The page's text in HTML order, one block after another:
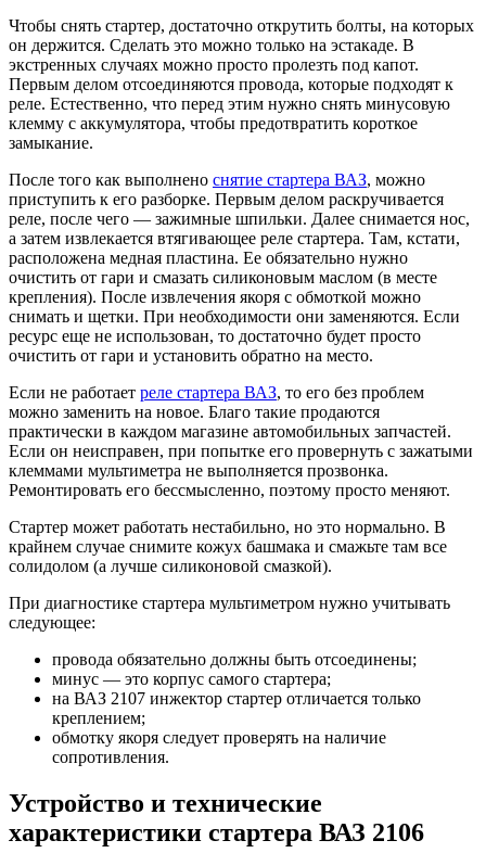
Чтобы снять стартер, достаточно открутить болты, на которых
он держится. Сделать это можно только на эстакаде. В
экстренных случаях можно просто пролезть под капот.
Первым делом отсоединяются провода, которые подходят к
реле. Естественно, что перед этим нужно снять минусовую
клемму с аккумулятора, чтобы предотвратить короткое
замыкание.
После того как выполнено снятие стартера ВАЗ, можно
приступить к его разборке. Первым делом раскручивается
реле, после чего — зажимные шпильки. Далее снимается нос,
а затем извлекается втягивающее реле стартера. Там, кстати,
расположена медная пластина. Ее обязательно нужно
очистить от гари и смазать силиконовым маслом (в месте
крепления). После извлечения якоря с обмоткой можно
снимать и щетки. При необходимости они заменяются. Если
ресурс еще не использован, то достаточно будет просто
очистить от гари и установить обратно на место.
Если не работает реле стартера ВАЗ, то его без проблем
можно заменить на новое. Благо такие продаются
практически в каждом магазине автомобильных запчастей.
Если он неисправен, при попытке его провернуть с зажатыми
клеммами мультиметра не выполняется прозвонка.
Ремонтировать его бессмысленно, поэтому просто меняют.
Стартер может работать нестабильно, но это нормально. В
крайнем случае снимите кожух башмака и смажьте там все
солидолом (а лучше силиконовой смазкой).
При диагностике стартера мультиметром нужно учитывать
следующее:
провода обязательно должны быть отсоединены;
минус — это корпус самого стартера;
на ВАЗ 2107 инжектор стартер отличается только
креплением;
обмотку якоря следует проверять на наличие
сопротивления.
Устройство и технические
характеристики стартера ВАЗ 2106